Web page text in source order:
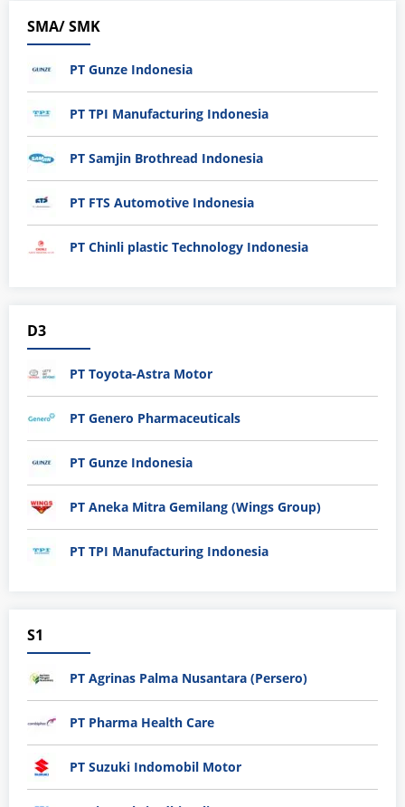
SMA/ SMK
PT Gunze Indonesia
PT TPI Manufacturing Indonesia
PT Samjin Brothread Indonesia
PT FTS Automotive Indonesia
PT Chinli plastic Technology Indonesia
D3
PT Toyota-Astra Motor
PT Genero Pharmaceuticals
PT Gunze Indonesia
PT Aneka Mitra Gemilang (Wings Group)
PT TPI Manufacturing Indonesia
S1
PT Agrinas Palma Nusantara (Persero)
PT Pharma Health Care
PT Suzuki Indomobil Motor